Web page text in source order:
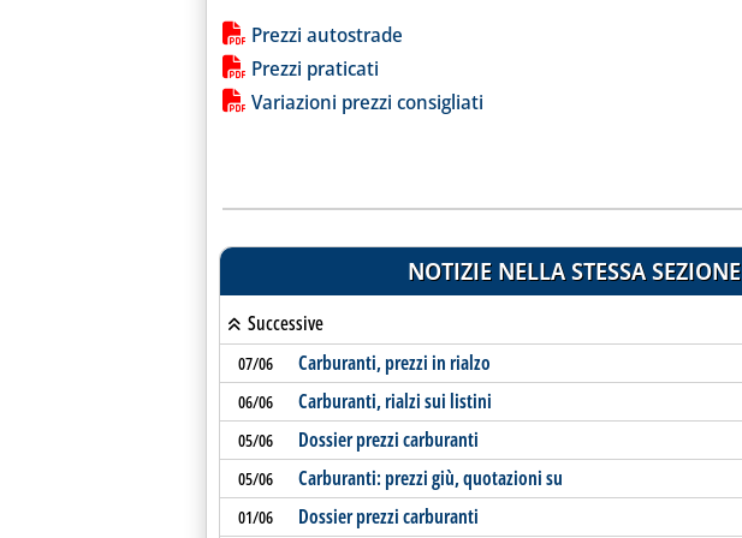
Lista allegati PDF alla notizia
Prezzi autostrade
Prezzi praticati
Variazioni prezzi consigliati
NOTIZIE NELLA STESSA SEZIONE
Successive
07/06 Carburanti, prezzi in rialzo
06/06 Carburanti, rialzi sui listini
05/06 Dossier prezzi carburanti
05/06 Carburanti: prezzi giù, quotazioni su
01/06 Dossier prezzi carburanti